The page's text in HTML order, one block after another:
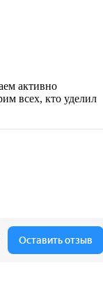
активно
всех, кто уделил